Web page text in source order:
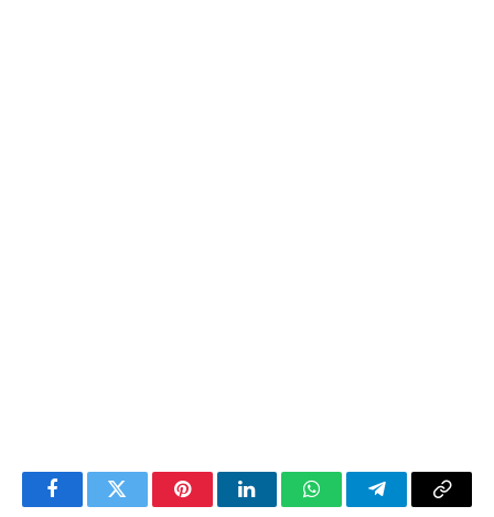
FacebookTwitter PinterestLinkedInWhatsAppTelegramCopy